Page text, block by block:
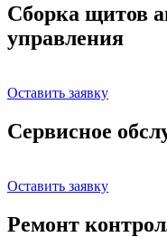
Сборка щитов
управления
Оставить заявку
Сервисное
Оставить заявку
Ремонт